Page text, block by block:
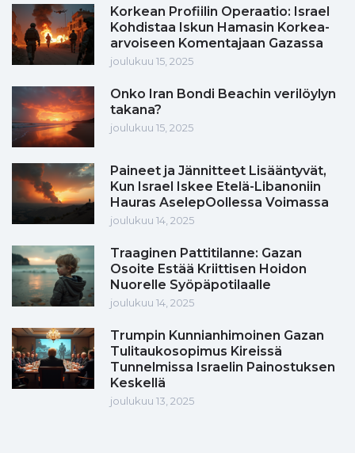
Korkean Profiilin Operaatio: Israel
Kohdistaa Iskun Hamasin Korkea-
arvoiseen Komentajaan Gazassa
joulukuu 15, 2025
Onko Iran Bondi Beachin verilöylyn
takana?
joulukuu 15, 2025
Paineet ja Jännitteet Lisääntyvät,
Kun Israel Iskee Etelä-Libanoniin
Hauras AselepOollessa Voimassa
joulukuu 14, 2025
Traaginen Pattitilanne: Gazan
Osoite Estää Kriittisen Hoidon
Nuorelle Syöpäpotilaalle
joulukuu 14, 2025
Trumpin Kunnianhimoinen Gazan
Tulitaukosopimus Kireissä
Tunnelmissa Israelin Painostuksen
Keskellä
joulukuu 13, 2025